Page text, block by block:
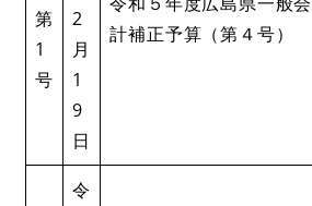
第
1
号
2
月
1
9
日
計補正予算（第４号）
令